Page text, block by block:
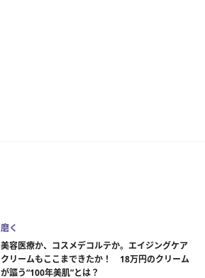
磨く
美容医療か、コスメデコルテか。エイジングケア
クリームもここまできたか！ 18万円のクリーム
が謳う“100年美肌”とは？